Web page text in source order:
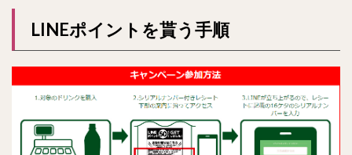
LINEポイントを貰う手順